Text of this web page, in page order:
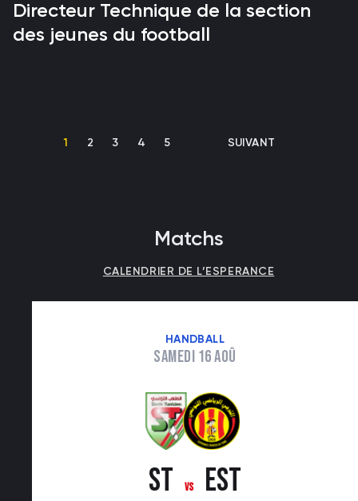
Directeur Technique de la section
des jeunes du football
PAGE COURANTE
1 PAGE
2 PAGE
3 PAGE
4 PAGE
5 PAGE SUIVANTE
SUIVANT
Matchs
CALENDRIER DE L’ESPERANCE
HANDBALL
Samedi 16 Aoû
ST vs EST